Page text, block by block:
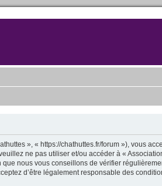
», « https://chathuttes.fr/forum »), vous
ne pas utiliser et/ou accéder à «
nous vous conseillons de vérifier
d’être légalement responsable des